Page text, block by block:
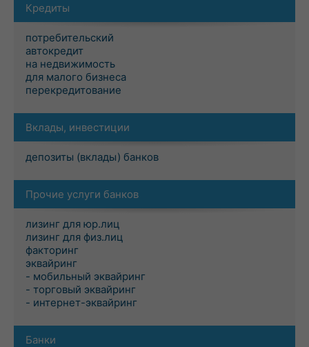
Кредиты
потребительский
автокредит
на недвижимость
для малого бизнеса
перекредитование
Вклады, инвестиции
депозиты (вклады) банков
Прочие услуги банков
лизинг для юр.лиц
лизинг для физ.лиц
факторинг
эквайринг
- мобильный эквайринг
- торговый эквайринг
- интернет-эквайринг
Банки